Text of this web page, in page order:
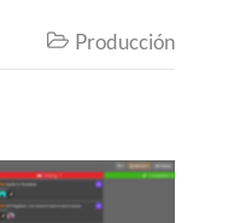
 Producción